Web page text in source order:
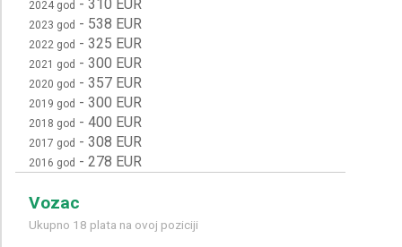
2024 god - 310 EUR
2023 god - 538 EUR
2022 god - 325 EUR
2021 god - 300 EUR
2020 god - 357 EUR
2019 god - 300 EUR
2018 god - 400 EUR
2017 god - 308 EUR
2016 god - 278 EUR
Vozac
Ukupno 18 plata na ovoj poziciji